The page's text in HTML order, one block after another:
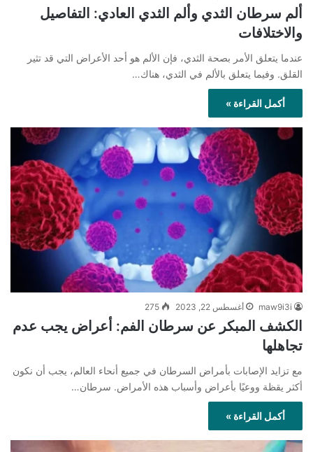
ألم سرطان الثدي وألم الثدي العادي: التفاصيل
والاختلافات
عندما يتعلق الأمر بصحة الثدي، فإن الألم هو أحد الأعراض التي قد تثير
القلق. وفيما يتعلق بالألم في الثدي، هناك…
أكمل القراءة »
maw9i3i أغسطس 22, 2023 275
الكشف المبكر عن سرطان الفم: أعراض يجب عدم
تجاهلها
مع تزايد الإصابات بأمراض السرطان في جميع أنحاء العالم، يجب أن نكون
أكثر يقظة ووعيًا بأعراض وأسباب هذه الأمراض. سرطان…
أكمل القراءة »